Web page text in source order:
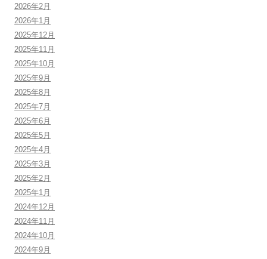
2026年2月
2026年1月
2025年12月
2025年11月
2025年10月
2025年9月
2025年8月
2025年7月
2025年6月
2025年5月
2025年4月
2025年3月
2025年2月
2025年1月
2024年12月
2024年11月
2024年10月
2024年9月